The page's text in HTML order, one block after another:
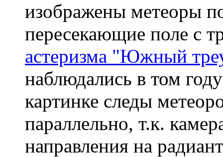
изображены метеоры
пересекающие поле с
астеризма "Южный
наблюдались в том
картинке следы
параллельно, т.к.
направления на